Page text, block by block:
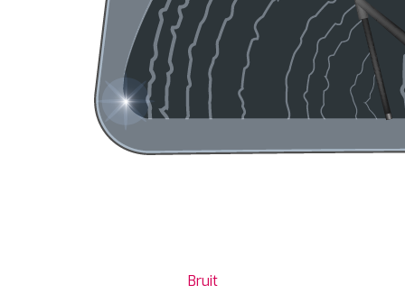
Bruit